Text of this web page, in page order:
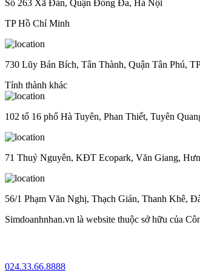
Số 263 Xã Đàn, Quận Đống Đa, Hà Nội
TP Hồ Chí Minh
730 Lũy Bán Bích, Tân Thành, Quận Tân Phú,
Tỉnh thành khác
102 tổ 16 phố Hà Tuyên, Phan Thiết, Tuyên
71 Thuỷ Nguyên, KĐT Ecopark, Văn Giang,
56/1 Phạm Văn Nghị, Thạch Gián, Thanh Khê,
Simdoanhnhan.vn là website thuộc sở hữu của
024.33.66.8888